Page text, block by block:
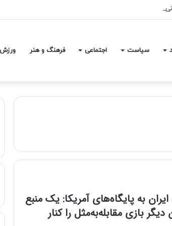
سیاست اجتماعی فرهنگ و هنر ورزش
به پایگاه‌های آمریکا: یک منبع
بازی مقابله‌به‌مثل را کنار